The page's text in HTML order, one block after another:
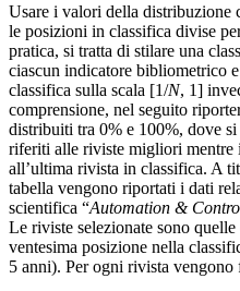
Usare i valori della distribuzione
le posizioni in classifica divise
pratica, si tratta di stilare una
ciascun indicatore bibliometrico
classifica sulla scala [1/N, 1]
comprensione, nel seguito
distribuiti tra 0% e 100%, dove
riferiti alle riviste migliori mentre
all’ultima rivista in classifica. A
tabella vengono riportati i dati
scientifica “Automation &
Le riviste selezionate sono
ventesima posizione nella
5 anni). Per ogni rivista vengono